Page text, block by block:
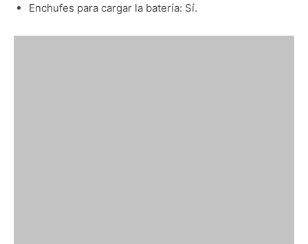
Enchufes para cargar la batería: Sí.